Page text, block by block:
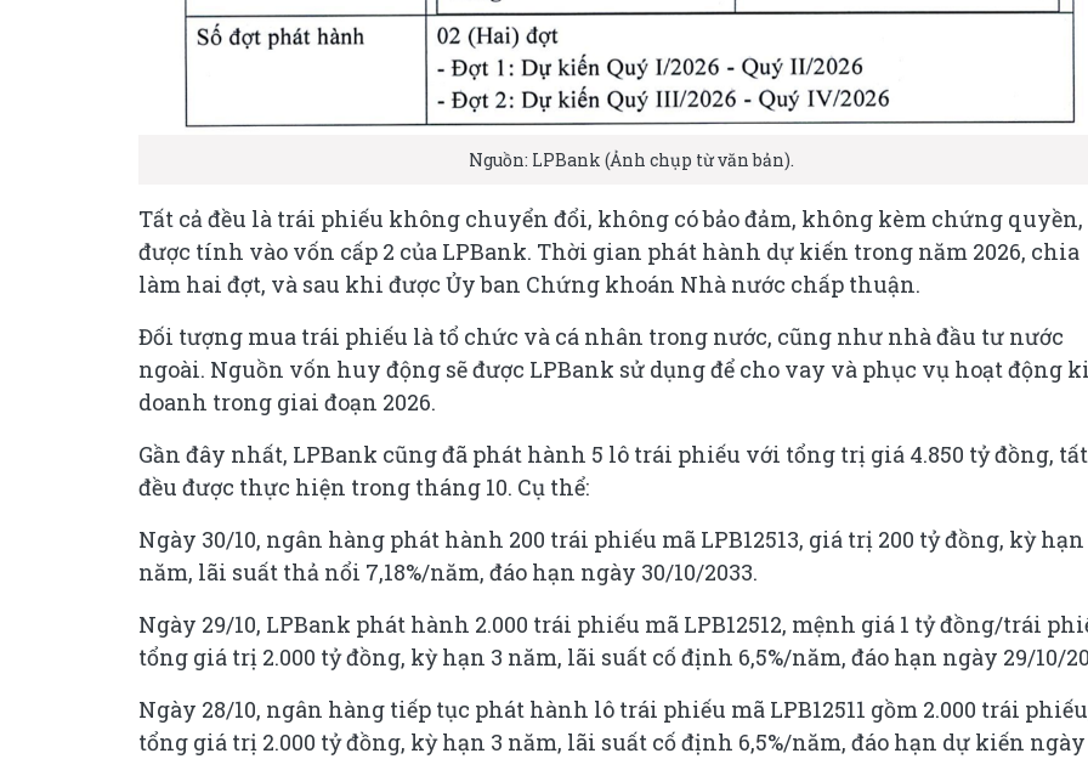
Nguồn: LPBank (Ảnh chụp từ văn bản).
Tất cả đều là trái phiếu không chuyển đổi, không có bảo đảm, không kèm chứng quyền,
được tính vào vốn cấp 2 của LPBank. Thời gian phát hành dự kiến trong năm 2026, chia
làm hai đợt, và sau khi được Ủy ban Chứng khoán Nhà nước chấp thuận.
Đối tượng mua trái phiếu là tổ chức và cá nhân trong nước, cũng như nhà đầu tư nước
ngoài. Nguồn vốn huy động sẽ được LPBank sử dụng để cho vay và phục vụ hoạt động
doanh trong giai đoạn 2026.
Gần đây nhất, LPBank cũng đã phát hành 5 lô trái phiếu với tổng trị giá 4.850 tỷ đồng,
đều được thực hiện trong tháng 10. Cụ thể:
Ngày 30/10, ngân hàng phát hành 200 trái phiếu mã LPB12513, giá trị 200 tỷ đồng, kỳ hạn
năm, lãi suất thả nổi 7,18%/năm, đáo hạn ngày 30/10/2033.
Ngày 29/10, LPBank phát hành 2.000 trái phiếu mã LPB12512, mệnh giá 1 tỷ đồng/trái
tổng giá trị 2.000 tỷ đồng, kỳ hạn 3 năm, lãi suất cố định 6,5%/năm, đáo hạn ngày 29/10/
Ngày 28/10, ngân hàng tiếp tục phát hành lô trái phiếu mã LPB12511 gồm 2.000 trái
tổng giá trị 2.000 tỷ đồng, kỳ hạn 3 năm, lãi suất cố định 6,5%/năm, đáo hạn dự kiến ngày